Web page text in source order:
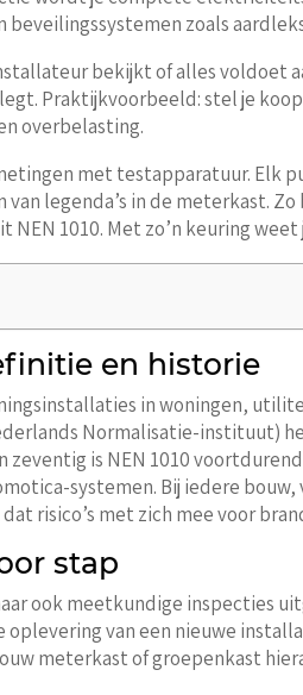
zoals
bekijkt of alles voldoet
Praktijkvoorbeeld: stel je
overbelasting.
met testapparatuur. Elk
legenda’s in de meterkast. Zo
1010. Met zo’n keuring weet
en historie
in woningen,
Normalisatie-instituut)
is NEN 1010
systemen. Bij iedere
risico’s met zich mee voor
stap
ook meetkundige inspecties
van een nieuwe
meterkast of groepenkast